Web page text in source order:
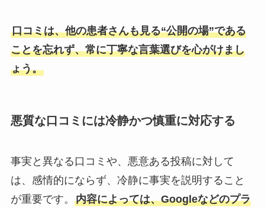
口コミは、他の患者さんも見る“公開の場”である
ことを忘れず、常に丁寧な言葉選びを心がけまし
ょう。
悪質な口コミには冷静かつ慎重に対応する
事実と異なる口コミや、悪意ある投稿に対して
は、感情的にならず、冷静に事実を説明すること
が重要です。 内容によっては、Googleなどのプラ